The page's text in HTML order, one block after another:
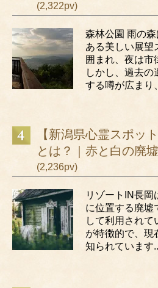
(2,322pv)
森林公園 雨の
ある美しい展望
囲まれ、夜は市
しかし、過去の
する噂が広まり
【新潟県心霊スポッ
とは？｜赤と白の廃
(2,236pv)
リゾートIN長
に位置する廃墟
して利用され
が特徴的で、現
知られています